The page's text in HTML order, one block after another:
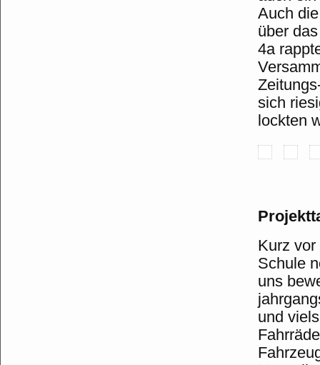
Auch
über
4a
sich
lockten
Kurz
Schule
uns
und